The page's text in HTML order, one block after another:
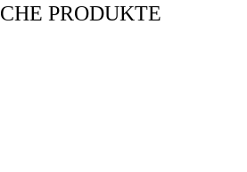
PRODUKTE